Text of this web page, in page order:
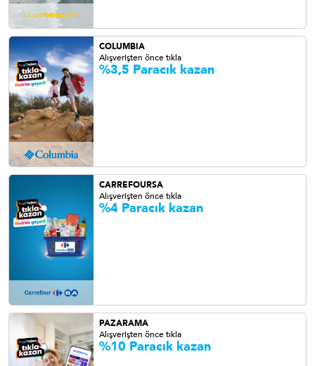
COLUMBIA
Alışverişten önce tıkla
%3,5 Paracık kazan
CARREFOURSA
Alışverişten önce tıkla
%4 Paracık kazan
PAZARAMA
Alışverişten önce tıkla
%10 Paracık kazan